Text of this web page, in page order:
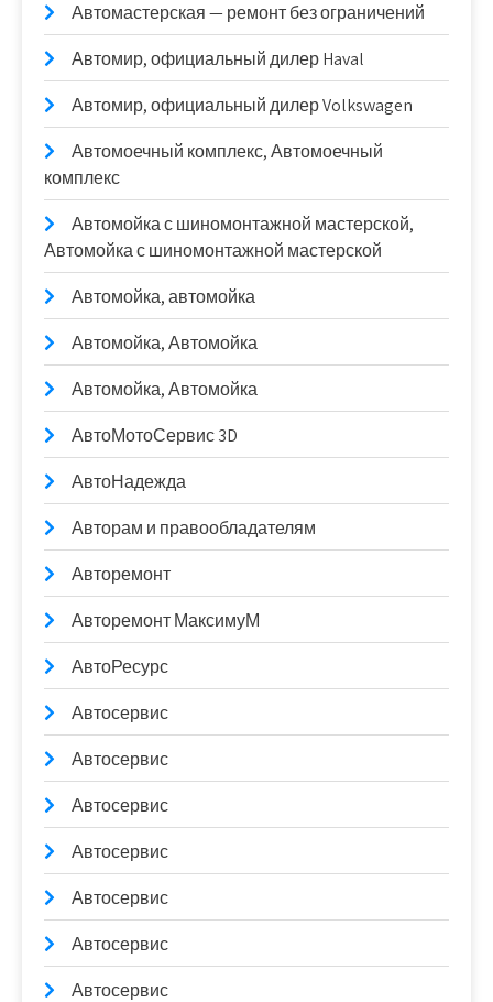
Автомастерская — ремонт без ограничений
Автомир, официальный дилер Haval
Автомир, официальный дилер Volkswagen
Автомоечный комплекс, Автомоечный
комплекс
Автомойка с шиномонтажной мастерской,
Автомойка с шиномонтажной мастерской
Автомойка, автомойка
Автомойка, Автомойка
Автомойка, Автомойка
АвтоМотоСервис 3D
АвтоНадежда
Авторам и правообладателям
Авторемонт
Авторемонт МаксимуМ
АвтоРесурс
Автосервис
Автосервис
Автосервис
Автосервис
Автосервис
Автосервис
Автосервис